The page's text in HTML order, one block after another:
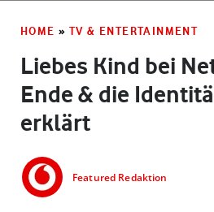
HOME » TV & ENTERTAINMENT
Liebes Kind bei
Ende & die
erklärt
Featured Redaktion